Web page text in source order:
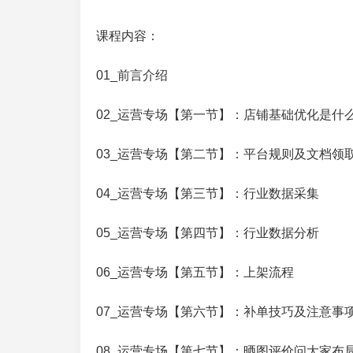
课程内容：
01_前言介绍
02_运营专场【第一节】：店铺基础优化是什
03_运营专场【第二节】：平台规则及文档领
04_运营专场【第三节】：行业数据采集
05_运营专场【第四节】：行业数据分析
06_运营专场【第五节】：上架流程
07_运营专场【第六节】：补单技巧及注意事